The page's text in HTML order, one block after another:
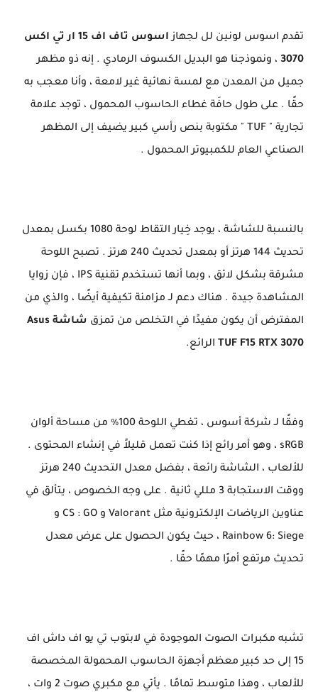
تقدم اسوس لونين لل لجهاز
اسوس تاف اف 15 ار تي اكس
3070 ، ونموذجنا هو البديل الكسوف الرمادي . إنه ذو مظهر
جميل من المعدن مع لمسة نهائية غير لامعة ، وأنا معجب به
حقًا . على طول حافَة غطاء الحاسوب المحمول ، توجد علامة
تجارية " TUF " مكتوبة بنص رأسي كبير يضيف إلى المظهر
الصناعي العام للكمبيوتر المحمول .
بالنسبة للشاشة ، يوجد خِيار التقاط لوحة 1080 بكسل بمعدل
تحديث 144 هرتز أو بمعدل تحديث 240 هرتز . تصبح اللوحة
مشرقة بشكل لائق ، وبما أنها تستخدم تقنية IPS ، فإن زوايا
المشاهدة جيدة . هناك دعم لـ مزامنة تكيفية أيضًا ، والذي من
المفترض أن يكون مفيدًا في التخلص من تمزق
شاشة Asus
TUF F15 RTX 3070 الرائع.
وفقًا لـ شركة أسوس ، تغطي اللوحة 100٪ من مساحة ألوان
sRGB ، وهو أمر رائع إذا كنت تعمل قليلاً في إنشاء المحتوى .
للألعاب ، الشاشة رائعة ، بفضل معدل التحديث 240 هرتز
ووقت الاستجابة 3 مللي ثانية . على وجه الخصوص ، يتألق في
عناوين الرياضات الإلكترونية مثل Valorant و CS : GO و
Rainbow 6: Siege ، حيث يكون الحصول على عرض معدل
تحديث مرتفع أمرًا مهمًا حقًا .
تشبه مكبرات الصوت الموجودة في لابتوب تي يو اف داش اف
15 إلى حد كبير معظم أجهزة الحاسوب المحمولة المخصصة
للألعاب ، وهذا متوسط تمامًا . يأتي مع مكبري صوت 2 وات ،